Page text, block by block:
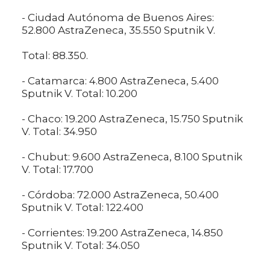
- Ciudad Autónoma de Buenos Aires:
52.800 AstraZeneca, 35.550 Sputnik V.
Total: 88.350.
- Catamarca: 4.800 AstraZeneca, 5.400
Sputnik V. Total: 10.200
- Chaco: 19.200 AstraZeneca, 15.750 Sputnik
V. Total: 34.950
- Chubut: 9.600 AstraZeneca, 8.100 Sputnik
V. Total: 17.700
- Córdoba: 72.000 AstraZeneca, 50.400
Sputnik V. Total: 122.400
- Corrientes: 19.200 AstraZeneca, 14.850
Sputnik V. Total: 34.050